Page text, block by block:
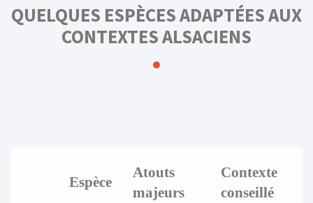
QUELQUES ESPÈCES ADAPTÉES AUX
CONTEXTES ALSACIENS
Espèce
Atouts
majeurs
Contexte
conseillé